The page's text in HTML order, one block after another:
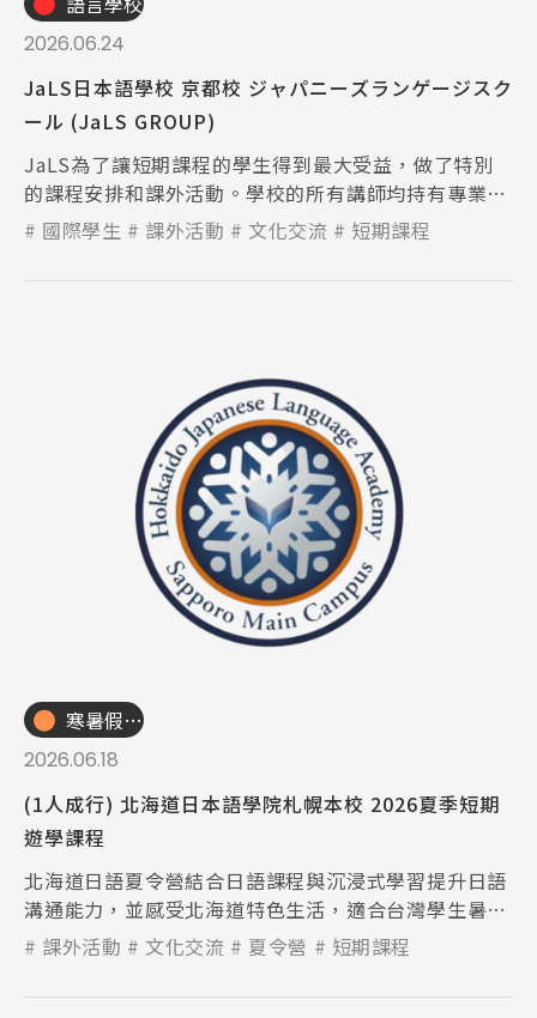
2026.06.24
JaLS日本語學校 京都校 ジャパニーズランゲージスク
ール (JaLS GROUP)
JaLS為了讓短期課程的學生得到最大受益，做了特別
的課程安排和課外活動。學校的所有講師均持有專業日
語教學資格證書，也一直被專業合夥人認定為世界頂尖
國際學生 課外活動 文化交流 短期課程
寒暑假遊學團
2026.06.18
(1人成行) 北海道日本語學院札幌本校 2026夏季短期
遊學課程
北海道日語夏令營結合日語課程與沉浸式學習提升日語
溝通能力，並感受北海道特色生活，適合台灣學生暑期
短期遊學與留學初體驗。
課外活動 文化交流 夏令營 短期課程